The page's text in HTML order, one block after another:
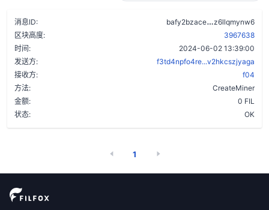
消息ID: bafy2bzace
z6llqmynw6
区块高度:
3967638
时间:
2024-06-02 13:39:00
发送方:
f3td4npfo4re...v2hkcszjyaga
接收方:
f04
方法:
CreateMiner
金额:
0 FIL
状态:
OK
1